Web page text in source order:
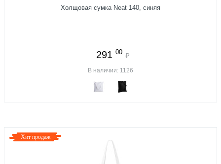
Холщовая сумка Neat 140, синяя
291 00 ₽
В наличии: 1126
Хит продаж